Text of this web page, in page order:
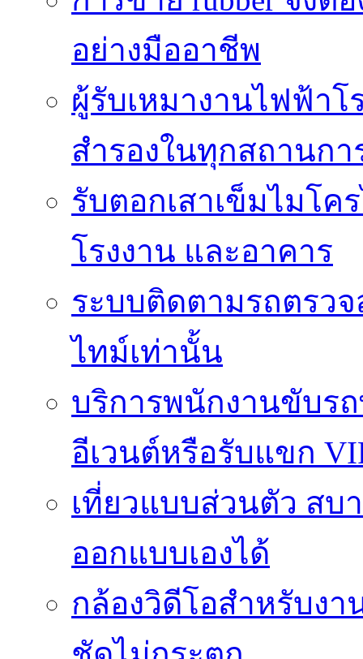
อย่างมืออาชีพ
ผู้รับเหมางานไฟฟ้า
สำรองในทุกสถานก
รับตอกเสาเข็มไมโค
โรงงาน และอาคาร
ระบบติดตามรถตรว
ไทม์เท่านั้น
บริการพนักงานขับร
อีเวนต์หรือรับแขก
เที่ยวแบบส่วนตัว ส
ออกแบบเองได้
กล้องวิดีโอสำหรับง